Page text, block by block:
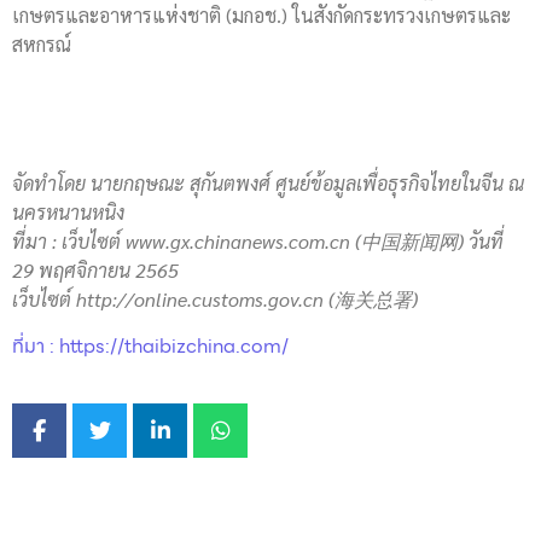
เกษตรและอาหารแห่งชาติ (มกอช.) ในสังกัดกระทรวงเกษตรและ
สหกรณ์
จัดทำโดย นายกฤษณะ สุกันตพงศ์ ศูนย์ข้อมูลเพื่อธุรกิจไทยในจีน ณ
นครหนานหนิง
ที่มา : เว็บไซต์ www.gx.chinanews.com.cn (中国新闻网) วันที่
29 พฤศจิกายน 2565
เว็บไซต์http://online.customs.gov.cn (海关总署)
ที่มา : https://thaibizchina.com/